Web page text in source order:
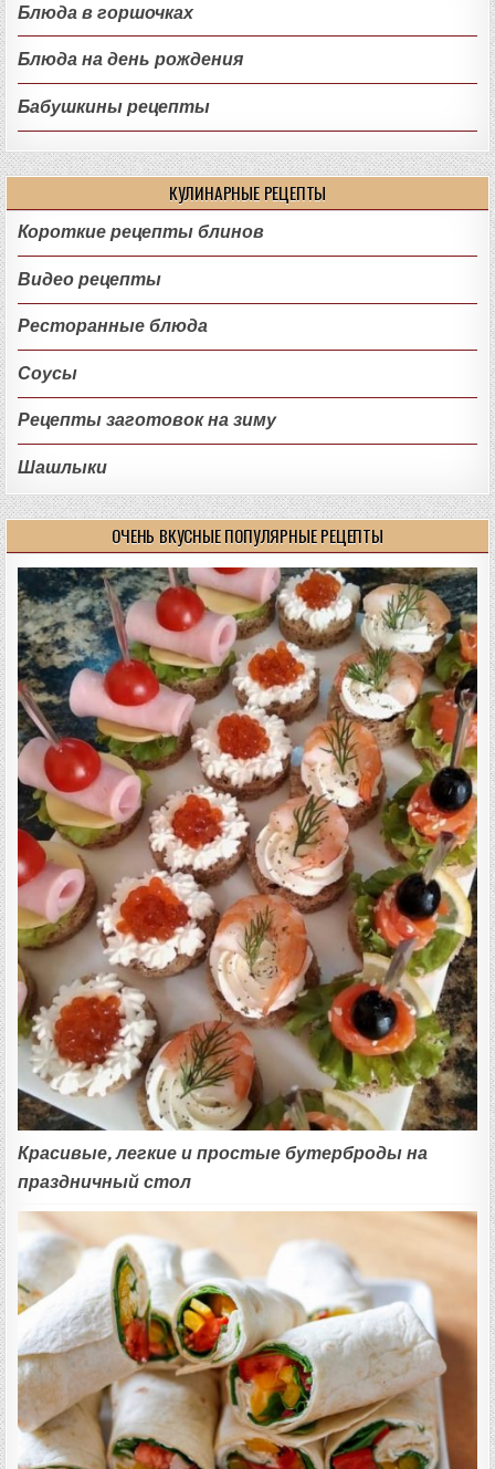
Блюда в горшочках
Блюда на день рождения
Бабушкины рецепты
КУЛИНАРНЫЕ РЕЦЕПТЫ
Короткие рецепты блинов
Видео рецепты
Ресторанные блюда
Соусы
Рецепты заготовок на зиму
Шашлыки
ОЧЕНЬ ВКУСНЫЕ ПОПУЛЯРНЫЕ РЕЦЕПТЫ
Красивые, легкие и простые бутерброды на
праздничный стол